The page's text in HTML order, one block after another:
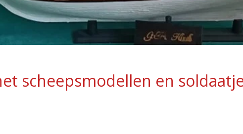
scheepsmodellen en